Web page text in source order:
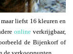
liefst 16 kleuren en
onlineverkrijgbaar,
de Bijenkorf of